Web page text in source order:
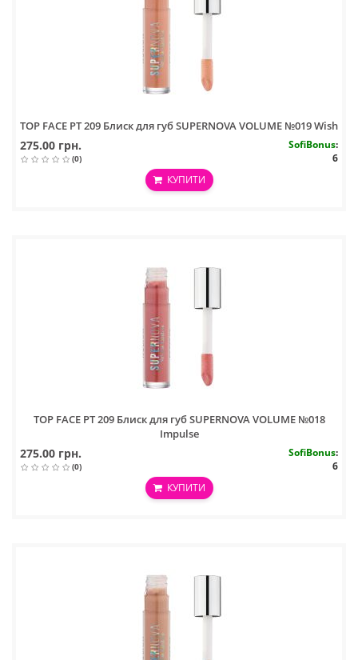
TOP FACE PT 209 Блиск для губ SUPERNOVA VOLUME №019 Wish
275.00 грн.
(0)
SofiBonus:
6
КУПИТИ
TOP FACE PT 209 Блиск для губ SUPERNOVA VOLUME №018
Impulse
275.00 грн.
(0)
SofiBonus:
6
КУПИТИ